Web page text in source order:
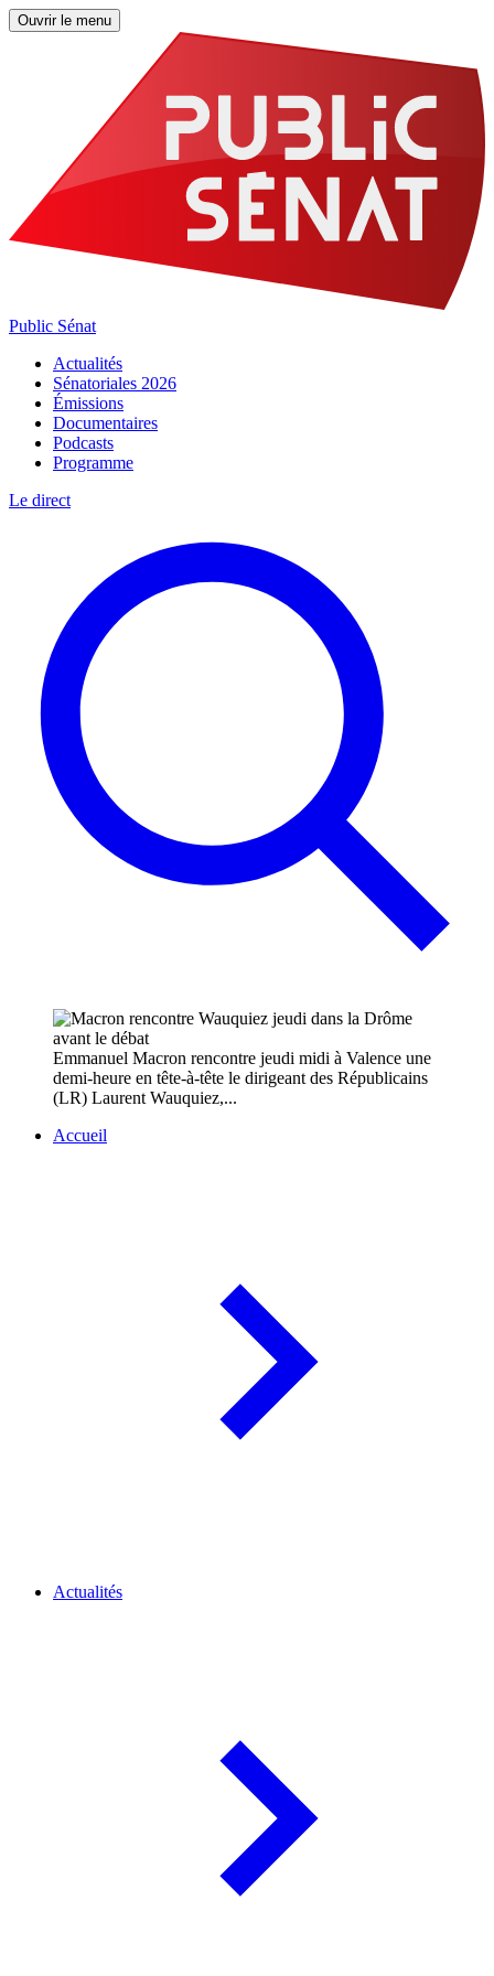
Ouvrir le menu
Public Sénat
Actualités
Sénatoriales 2026
Émissions
Documentaires
Podcasts
Programme
Le direct
Emmanuel Macron rencontre jeudi midi à Valence une
demi-heure en tête-à-tête le dirigeant des Républicains
(LR) Laurent Wauquiez,...
Accueil
Actualités